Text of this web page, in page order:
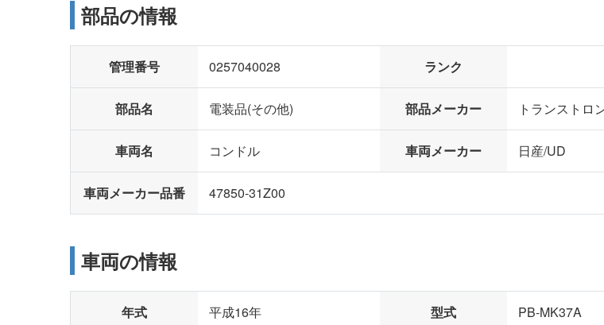
部品の情報
管理番号 0257040028 ランク
部品名 電装品(その他) 部品メーカー トランストロ
車両名 コンドル 車両メーカー 日産/UD
車両メーカー品番 47850-31Z00
車両の情報
年式 平成16年 型式 PB-MK37A